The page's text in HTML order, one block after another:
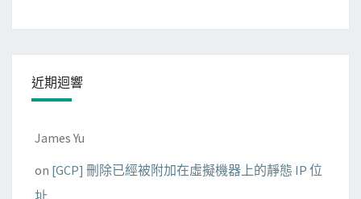
近期迴響
James Yu
on [GCP] 刪除已經被附加在虛擬機器上的靜態 IP 位